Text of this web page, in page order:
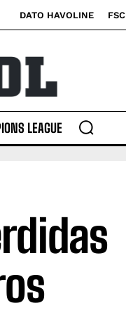
DATO HAVOLINE FSC
LEAGUE